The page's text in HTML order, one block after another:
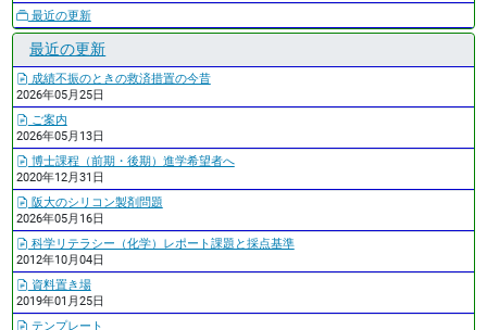
最近の更新
最近の更新
成績不振のときの救済措置の今昔
2026年05月25日
ご案内
2026年05月13日
博士課程（前期・後期）進学希望者へ
2020年12月31日
阪大のシリコン製剤問題
2026年05月16日
科学リテラシー（化学）レポート課題と採点基準
2012年10月04日
資料置き場
2019年01月25日
テンプレート